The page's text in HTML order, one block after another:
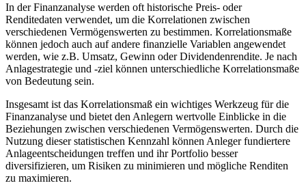
In der Finanzanalyse werden oft historische Preis- oder
Renditedaten verwendet, um die Korrelationen zwischen
verschiedenen Vermögenswerten zu bestimmen. Korrelationsmaße
können jedoch auch auf andere finanzielle Variablen angewendet
werden, wie z.B. Umsatz, Gewinn oder Dividendenrendite. Je nach
Anlagestrategie und -ziel können unterschiedliche Korrelationsmaße
von Bedeutung sein.
Insgesamt ist das Korrelationsmaß ein wichtiges Werkzeug für die
Finanzanalyse und bietet den Anlegern wertvolle Einblicke in die
Beziehungen zwischen verschiedenen Vermögenswerten. Durch die
Nutzung dieser statistischen Kennzahl können Anleger fundiertere
Anlageentscheidungen treffen und ihr Portfolio besser
diversifizieren, um Risiken zu minimieren und mögliche Renditen
zu maximieren.